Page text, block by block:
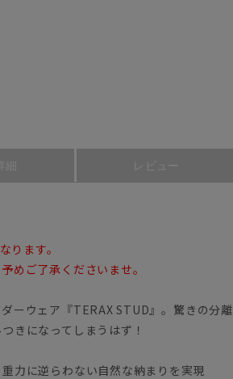
細 レビュー
ります。
めご了承くださいませ。
ーウェア『TERAX STUD』。驚きの分離
きになってしまうはず！
力に逆らわない自然な納まりを実現